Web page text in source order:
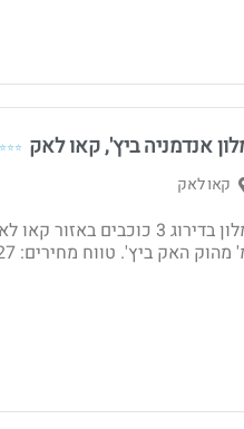
אנדמניה ביץ', קאו לאק ⭐⭐⭐
קאו לאק
מהוק האק ביץ'. טווח מחירים: 227 ₪ - ‏402 ₪ ללילה.